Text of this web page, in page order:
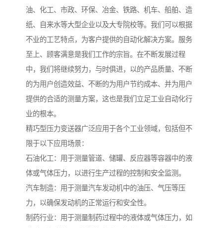
油、化工、市政、环保、冶金、铁路、机车、船舶、造
纸、自来水等大型企业以及大专院校等。我们可以根据
不业的工艺特点，为客户提供的自动化解决方案。服务
至上、顾客满意是我们工作的宗旨。在不断发展过程
中，我们将继续努力，与时俱进，以的产品质量、不断
的为用户创造效益、不断的为用户节约成本、并为用户
提供的合适的测量方案，这也是我们立足工业自动化行
业的根本。
精巧型压力变送器广泛应用于各个工业领域，包括但不
限于以下应用场景：
石油化工：用于测量管道、储罐、反应器等容器中的液
体或气体压力，以进行生产过程的控制和安全监测。
汽车制造：用于测量汽车发动机中的油压、气压等压
力，以确保发动机的正常运行和安全性。
制药行业：用于测量制药过程中的液体或气体压力，如